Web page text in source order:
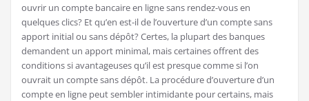
ouvrir un compte bancaire en ligne sans rendez-vous en
quelques clics? Et qu’en est-il de l’ouverture d’un compte sans
apport initial ou sans dépôt? Certes, la plupart des banques
demandent un apport minimal, mais certaines offrent des
conditions si avantageuses qu’il est presque comme si l’on
ouvrait un compte sans dépôt. La procédure d’ouverture d’un
compte en ligne peut sembler intimidante pour certains, mais